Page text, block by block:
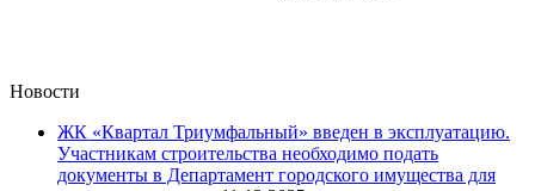
Новости
ЖК «Квартал Триумфальный» введен в эксплуатацию.
Участникам строительства необходимо подать
документы в Департамент городского имущества для